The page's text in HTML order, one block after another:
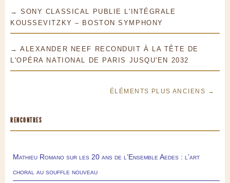
→ SONY CLASSICAL PUBLIE L'INTÉGRALE
KOUSSEVITZKY – BOSTON SYMPHONY
→ ALEXANDER NEEF RECONDUIT À LA TÊTE DE
L'OPÉRA NATIONAL DE PARIS JUSQU'EN 2032
ÉLÉMENTS PLUS ANCIENS →
RENCONTRES
Mathieu Romano sur les 20 ans de l’Ensemble Aedes : l’art
choral au souffle nouveau